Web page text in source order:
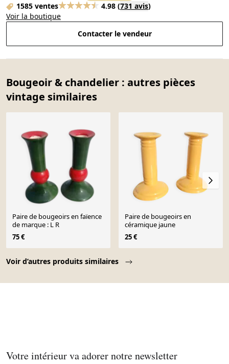
1585 ventes
4.98 (731 avis)
Voir la boutique
Contacter le vendeur
Bougeoir & chandelier : autres pièces
vintage similaires
Voir d’autres produits similaires
Paire de bougeoirs en faïence
de marque : L R
75 €
Paire de bougeoirs en
céramique jaune
25 €
Votre intérieur va adorer notre newsletter